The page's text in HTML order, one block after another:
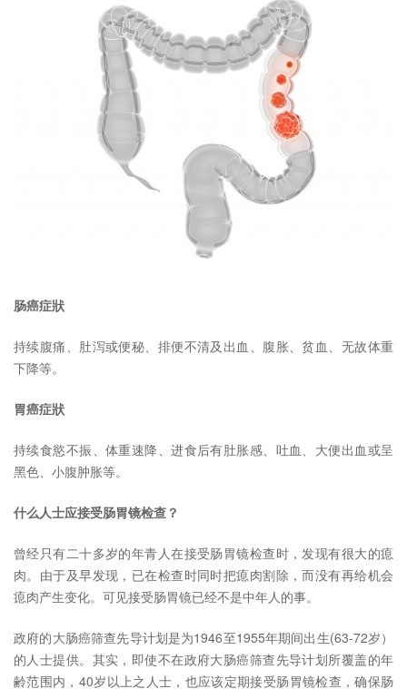
肠癌症狀
持续腹痛、肚泻或便秘、排便不清及出血、腹胀、贫血、无故体重
下降等。
胃癌症狀
持续食慾不振、体重速降、进食后有肚胀感、吐血、大便出血或呈
黑色、小腹肿胀等。
什么人士应接受肠胃镜检查？
曾经只有二十多岁的年青人在接受肠胃镜检查时，发现有很大的瘜
肉。由于及早发现，已在检查时同时把瘜肉割除，而没有再给机会
瘜肉产生变化。可见接受肠胃镜已经不是中年人的事。
政府的大肠癌筛查先导计划是为1946至1955年期间出生(63-72岁）
的人士提供。其实，即使不在政府大肠癌筛查先导计划所覆盖的年
齢范围内，40岁以上之人士，也应该定期接受肠胃镜检查，确保肠